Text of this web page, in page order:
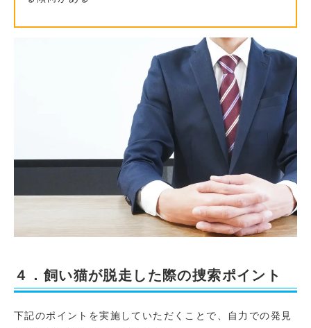
４．飼い猫が脱走した際の捜索ポイント
下記のポイントを実施していただくことで、自力での発見